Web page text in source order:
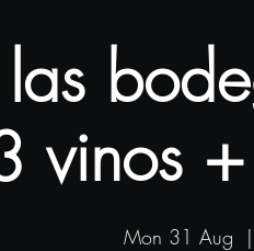
vinos
Mon 31 Aug
  |